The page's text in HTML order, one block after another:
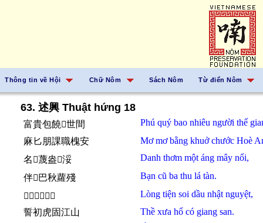
Thông tin về Hội Chữ Nôm Sách Nôm Từ điển Nôm
63. 述興 Thuật hứng 18
富貴包饒𠊚世間 Phú quý bao nhiêu người thế
麻匕朋課職槐安
Mơ mơbằng khuởchước Hoè
名𦹳蔑盎𩄲浽
Danh thơm một áng mây nổi,
伴𪧘巴秋蘿殘
Bạn cũ ba thu lá tàn.
𢚸賤𬧾油日月
Lòng tiện soi dầu nhật nguyệt,
誓初虎固江山
Thề xưa hổ có giang san.